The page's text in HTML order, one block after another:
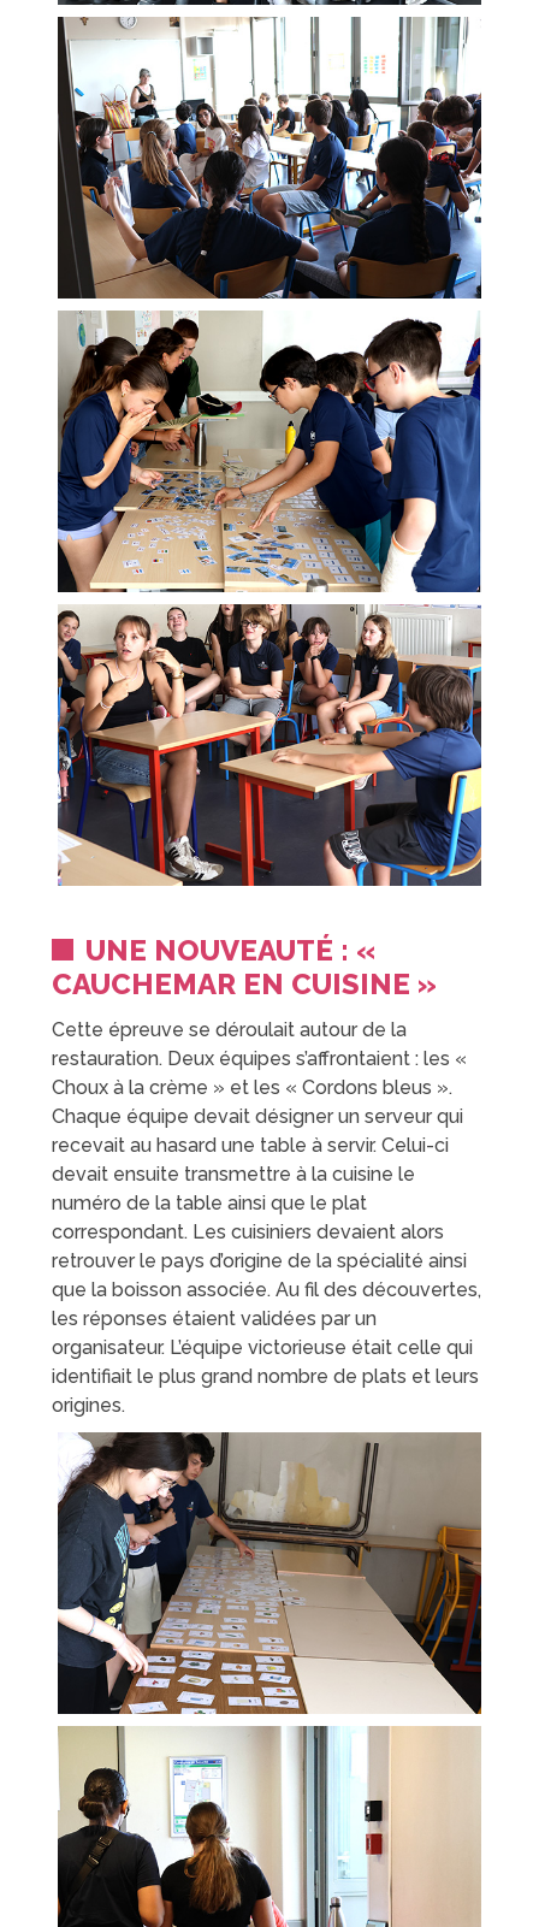
UNE NOUVEAUTÉ : «
CAUCHEMAR EN CUISINE »
Cette épreuve se déroulait autour de la
restauration. Deux équipes s’affrontaient : les «
Choux à la crème » et les « Cordons bleus ».
Chaque équipe devait désigner un serveur qui
recevait au hasard une table à servir. Celui-ci
devait ensuite transmettre à la cuisine le
numéro de la table ainsi que le plat
correspondant. Les cuisiniers devaient alors
retrouver le pays d’origine de la spécialité ainsi
que la boisson associée. Au fil des découvertes,
les réponses étaient validées par un
organisateur. L’équipe victorieuse était celle qui
identifiait le plus grand nombre de plats et leurs
origines.